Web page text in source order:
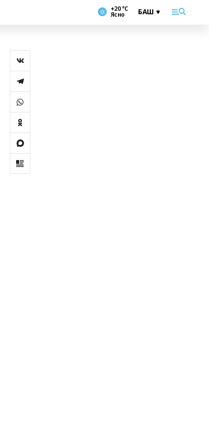
+20 °С
Ясно